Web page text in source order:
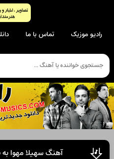
رادیو موزیک تماس با ما
آهنگ سهیلا مهوا